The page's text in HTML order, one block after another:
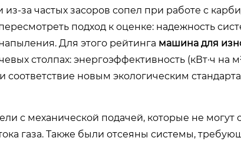
за частых засоров сопел при работе с
подход к оценке: надежность
Для этого рейтинга машина для
столпах: энергоэффективность (кВт·ч на
новым экологическим
с механической подачей, которые не могут
газа. Также были отсеяны системы,